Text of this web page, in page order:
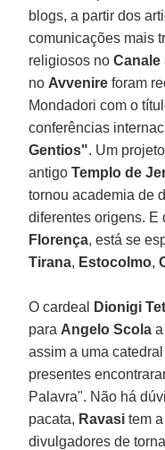
blogs, a partir dos
comunicações mais
religiosos noCanale
no Avvenireforam
Mondadori com o
conferências
Gentios". Um
antigoTemplo de
tornou academia de
diferentes origens. E
Florença, está se
Tirana, Estocolmo,
O cardeal Dionigi
para Angelo Scola
assim a uma
presentes
Palavra". Não há
pacata, Ravasitem
divulgadores de